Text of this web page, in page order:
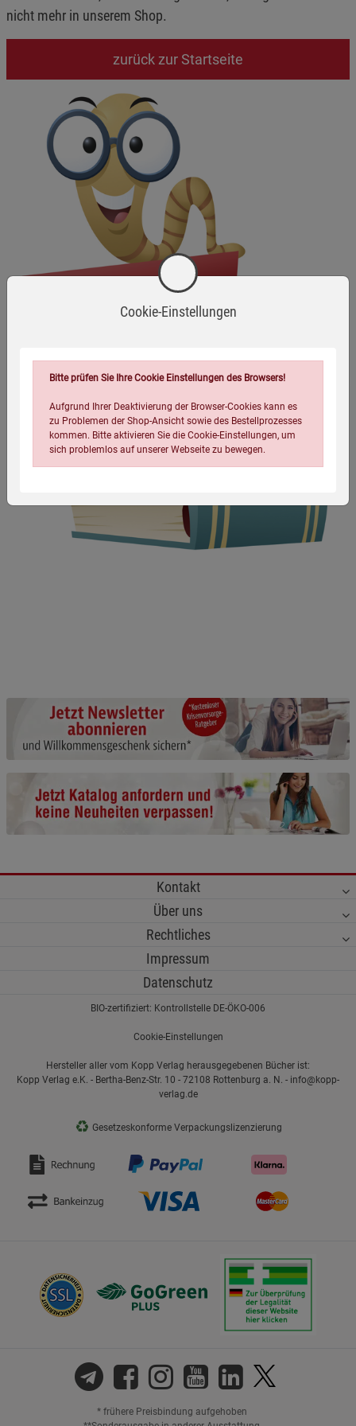
nicht mehr in unserem Shop.
zurück zur Startseite
Kontakt
Über uns
Rechtliches
Impressum
Datenschutz
BIO-zertifiziert: Kontrollstelle DE-ÖKO-006
Cookie-Einstellungen
Hersteller aller vom Kopp Verlag herausgegebenen Bücher ist:
Kopp Verlag e.K. - Bertha-Benz-Str. 10 - 72108 Rottenburg a. N. - info@kopp-
verlag.de
♻ Gesetzeskonforme Verpackungslizenzierung
* frühere Preisbindung aufgehoben
Cookie-Einstellungen
Bitte prüfen Sie Ihre Cookie Einstellungen des Browsers!
Aufgrund Ihrer Deaktivierung der Browser-Cookies kann es
zu Problemen der Shop-Ansicht sowie des Bestellprozesses
kommen. Bitte aktivieren Sie die Cookie-Einstellungen, um
sich problemlos auf unserer Webseite zu bewegen.
Beschreibung Notwendige Cookies
Cookie-Informationenanzeigen
Funktionale Cookies (1) Funktionale
Beschreibung Funktionale Cookies
anzeigen
Statistik Cookies (2) Statistik Cookies
Beschreibung Statistik Cookies
Cookie-Informationen
Marketing Cookies (3)
Datenschutzerklärung Impressum